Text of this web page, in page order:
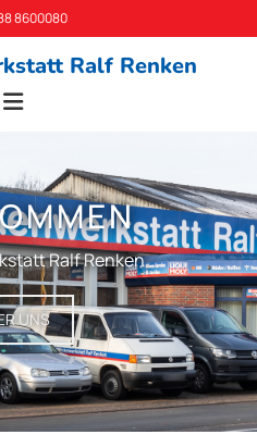
8600080
Ralf Renken
Ralf Renken
UNS